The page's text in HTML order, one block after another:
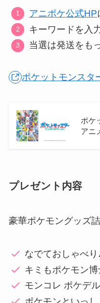
アニポケ公式HP
キーワードを入力
当選は発送をも
ポケットモンス
ポケ
アニ
プレゼント内容
豪華ポケモングッズ
なでておしゃべ
キミもポケモン
モンコレ ポケデ